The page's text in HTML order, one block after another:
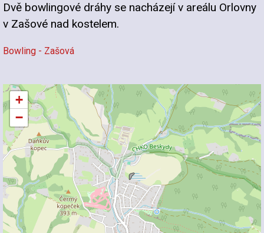
Dvě bowlingové dráhy se nacházejí v areálu Orlovny
v Zašové nad kostelem.
Bowling - Zašová
+
−